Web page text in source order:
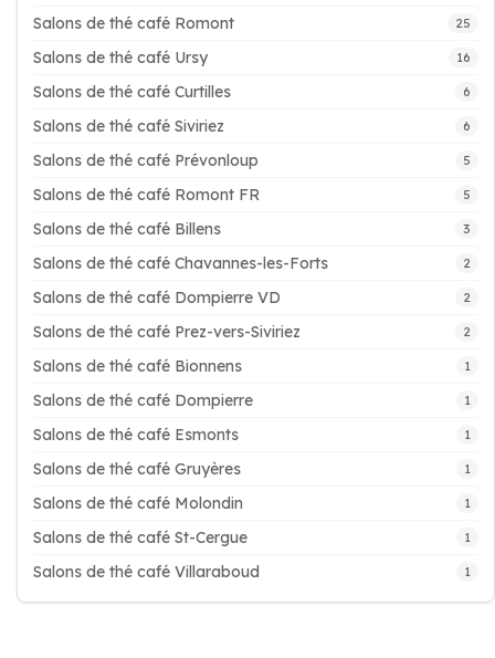
Salons de thé café Romont 25
Salons de thé café Ursy 16
Salons de thé café Curtilles 6
Salons de thé café Siviriez 6
Salons de thé café Prévonloup 5
Salons de thé café Romont FR 5
Salons de thé café Billens 3
Salons de thé café Chavannes-les-Forts 2
Salons de thé café Dompierre VD 2
Salons de thé café Prez-vers-Siviriez 2
Salons de thé café Bionnens 1
Salons de thé café Dompierre 1
Salons de thé café Esmonts 1
Salons de thé café Gruyères 1
Salons de thé café Molondin 1
Salons de thé café St-Cergue 1
Salons de thé café Villaraboud 1